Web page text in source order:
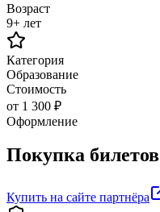
Возраст
9+ лет
Категория
Образование
Стоимость
от 1 300 ₽
Оформление
Покупка билетов
Купить на сайте партнёра